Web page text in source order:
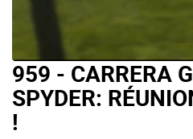
959 - CARRERA
SPYDER:
!